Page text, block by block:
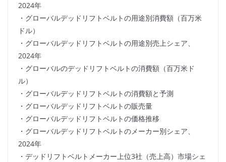
2024年
・グローバルデッドリフトベルトの用途別消費額（百万米
ドル）
・グローバルデッドリフトベルトの用途別売上シェア、
2024年
・グローバルのデッドリフトベルトの消費額（百万米ド
ル）
・グローバルデッドリフトベルトの消費額と予測
・グローバルデッドリフトベルトの販売量
・グローバルデッドリフトベルトの価格推移
・グローバルデッドリフトベルトのメーカー別シェア、
2024年
・デッドリフトベルトメーカー上位3社（売上高）市場シェ